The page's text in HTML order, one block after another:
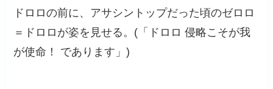
ドロロの前に、アサシントップだった頃のゼロロ
＝ドロロが姿を見せる。(「ドロロ 侵略こそが我
が使命！ であります」)